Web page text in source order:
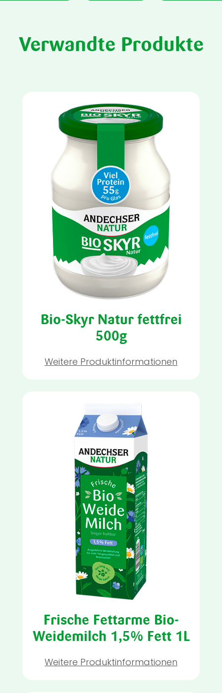
Verwandte Produkte
Bio-Skyr Natur fettfrei
500g
Weitere Produktinformationen
Frische Fettarme Bio-
Weidemilch 1,5% Fett 1L
Weitere Produktinformationen